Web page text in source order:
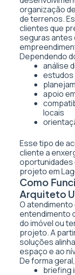
organização
de terrenos.
clientes que
seguras antes
Dependendo
análise
estudos
apoio
locais
Esse tipo de
cliente a
oportunidades
projeto em
Como
Arquiteto
O
entendimento
do imóvel ou
projeto. A
soluções
espaço e ao
De forma
briefing